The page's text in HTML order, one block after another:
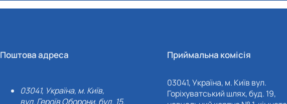
Поштова адреса
03041, Україна, м. Київ,
вул. Героїв Оборони, буд. 15.
Приймальна комісія
03041, Україна, м. Київ вул.
Горіхуватський шлях, буд. 19,